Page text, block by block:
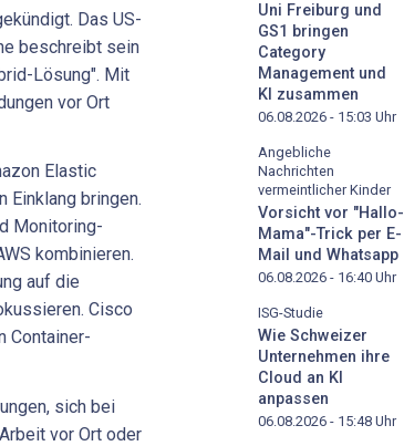
Das US-
beschreibt sein
Lösung". Mit
vor Ort
Elastic
Einklang bringen.
Monitoring-
kombinieren.
auf die
Cisco
Container-
sich bei
vor Ort oder
Uni Freiburg und
GS1 bringen
Category
Management und
KI zusammen
06.08.2026 - 15:03 Uhr
Angebliche
Nachrichten
vermeintlicher Kinder
Vorsicht vor "Hallo-
Mama"-Trick per E-
Mail und Whatsapp
06.08.2026 - 16:40 Uhr
ISG-Studie
Wie Schweizer
Unternehmen ihre
Cloud an KI
anpassen
06.08.2026 - 15:48 Uhr